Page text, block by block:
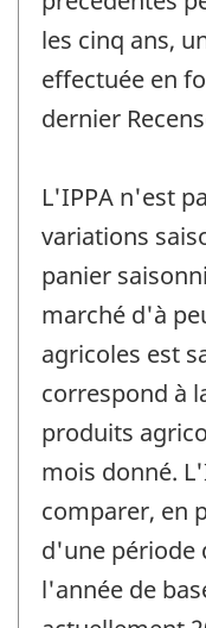
les cinq ans,
effectuée en
dernier
L'IPPA n'est
variations
panier
marché d'à
agricoles est
correspond à
produits
mois donné.
comparer, en
d'une période
l'année de